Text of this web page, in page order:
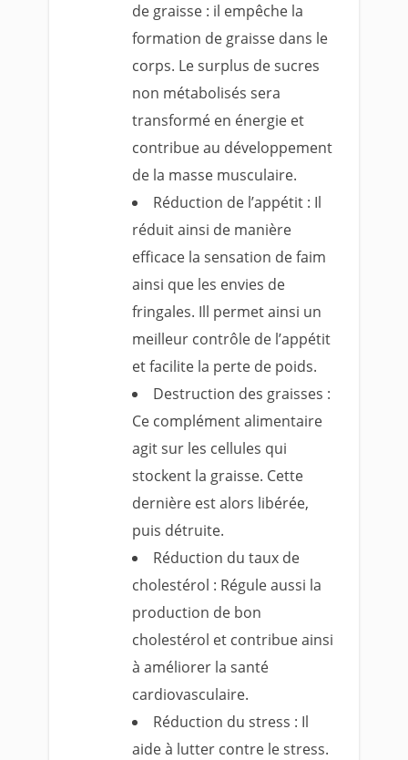
de graisse : il empêche la
formation de graisse dans le
corps. Le surplus de sucres
non métabolisés sera
transformé en énergie et
contribue au développement
de la masse musculaire.
Réduction de l’appétit : Il
réduit ainsi de manière
efficace la sensation de faim
ainsi que les envies de
fringales. Ill permet ainsi un
meilleur contrôle de l’appétit
et facilite la perte de poids.
Destruction des graisses :
Ce complément alimentaire
agit sur les cellules qui
stockent la graisse. Cette
dernière est alors libérée,
puis détruite.
Réduction du taux de
cholestérol : Régule aussi la
production de bon
cholestérol et contribue ainsi
à améliorer la santé
cardiovasculaire.
Réduction du stress : Il
aide à lutter contre le stress.